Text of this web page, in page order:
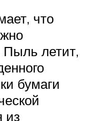
что
Пыль летит,
бумаги
из